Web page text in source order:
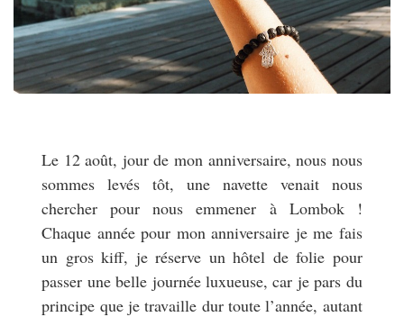
Le 12 août, jour de mon anniversaire, nous nous
sommes levés tôt, une navette venait nous
chercher pour nous emmener à Lombok !
Chaque année pour mon anniversaire je me fais
un gros kiff, je réserve un hôtel de folie pour
passer une belle journée luxueuse, car je pars du
principe que je travaille dur toute l’année, autant